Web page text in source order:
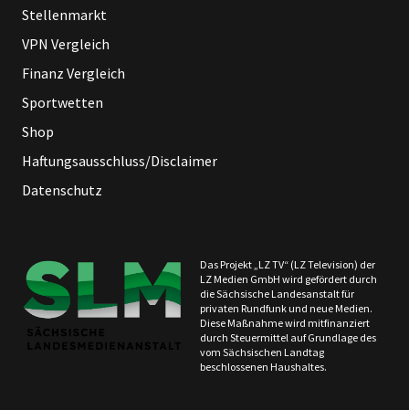
Stellenmarkt
VPN Vergleich
Finanz Vergleich
Sportwetten
Shop
Haftungsausschluss/Disclaimer
Datenschutz
Das Projekt „LZ TV“ (LZ Television) der
LZ Medien GmbH wird gefördert durch
die Sächsische Landesanstalt für
privaten Rundfunk und neue Medien.
Diese Maßnahme wird mitfinanziert
durch Steuermittel auf Grundlage des
vom Sächsischen Landtag
beschlossenen Haushaltes.